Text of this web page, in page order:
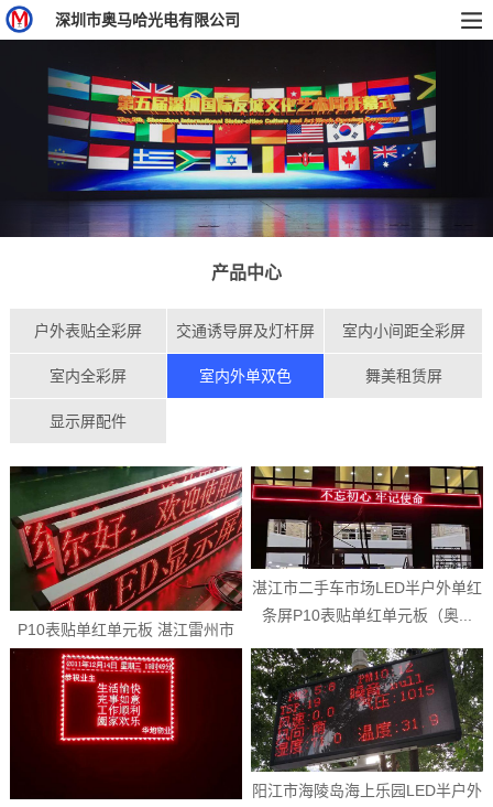
深圳市奥马哈光电有限公司
产品中心
户外表贴全彩屏 交通诱导屏及灯杆屏 室内小间距全彩屏
室内全彩屏 室内外单双色 舞美租赁屏
显示屏配件
P10表贴单红单元板 湛江雷州市
金丰宾馆LED单红条屏 LE...
湛江市二手车市场LED半户外单红
条屏P10表贴单红单元板（奥...
阳江市海陵岛海上乐园LED半户外